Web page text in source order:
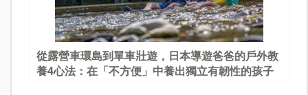
從露營車環島到單車壯遊，日本導遊爸爸的戶外教
養4心法：在「不方便」中養出獨立有韌性的孩子